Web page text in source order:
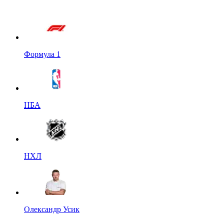
Формула 1
НБА
НХЛ
Олександр Усик